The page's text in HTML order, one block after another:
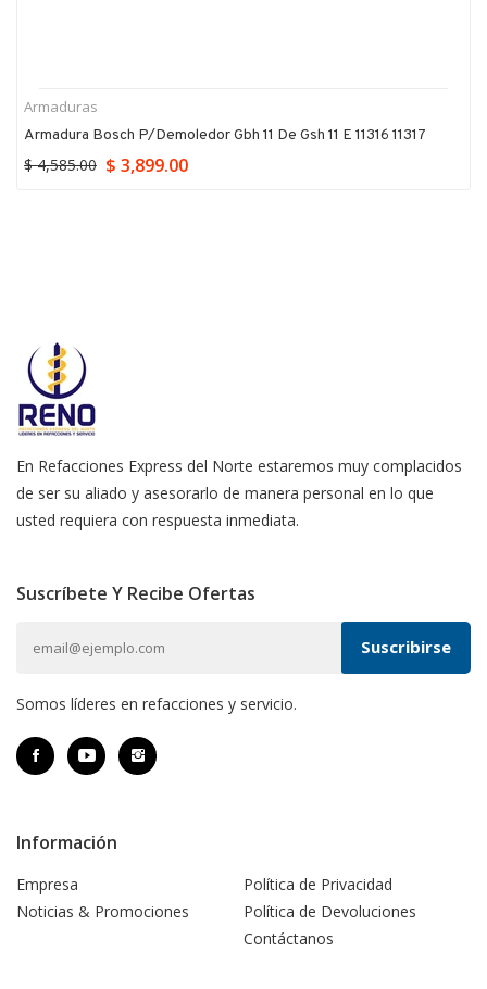
Armaduras
Armadura Bosch P/demoledor Gbh 11 De Gsh 11 E 11316 11317
$ 4,585.00 $ 3,899.00
En Refacciones Express del Norte estaremos muy complacidos
de ser su aliado y asesorarlo de manera personal en lo que
usted requiera con respuesta inmediata.
Suscríbete Y Recibe Ofertas
Somos líderes en refacciones y servicio.
Información
Empresa
Noticias & Promociones
Política de Privacidad
Política de Devoluciones
Contáctanos